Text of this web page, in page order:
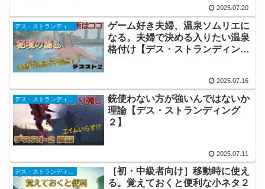
2025.07.20
ゲーム好き夫婦、温泉ソムリエに
なる。夫婦で決める入りたい温泉
格付け【デス・ストランディング
2025.07.16
銃使わない方が強いんではないか
理論【デス・ストランディング
２】
2025.07.11
デス・ストランディング２
［初・中級者向け］移動時に使え
る。覚えておくと便利な小ネタ２